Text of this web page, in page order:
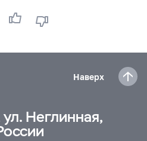
Наверх
Неглинная,